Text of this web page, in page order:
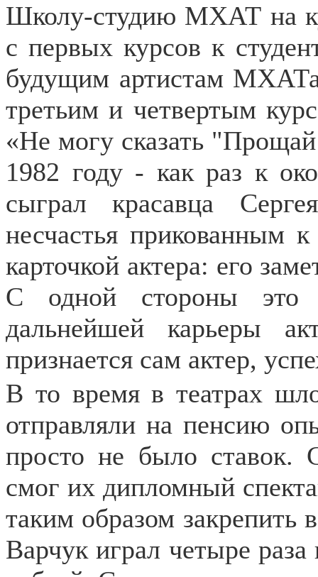
Школу-студию МХАТ на
с первых курсов к
будущим артистам
третьим и четвертым
«Не могу сказать
1982 году - как раз к
сыграл красавца
несчастья прикованным
карточкой актера: его
С одной стороны
дальнейшей карьеры
признается сам актер,
В то время в театрах
отправляли на пенсию
просто не было ставок.
смог их дипломный
таким образом закрепить
Варчук играл четыре